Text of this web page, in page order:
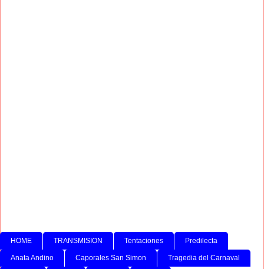
HOME TRANSMISION Tentaciones Predilecta
Anata Andino Caporales San Simon Tragedia del Carnaval